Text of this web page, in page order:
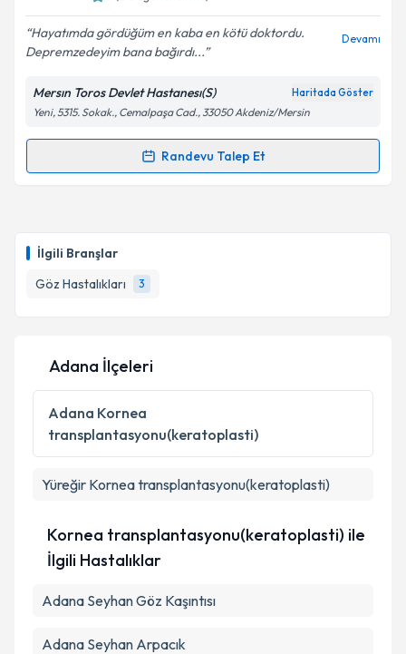
İlgili Branşlar
Göz Hastalıkları
3
Kişisel verilerimin işlenmesine ilişkin
Aydınlatma
Metni'ni okudum ve kişisel verilerimin belirtilen
kapsamda işlenmesini kabul ediyorum.
Hayatımda gördüğüm en kaba en kötü doktordu.
Depremzedeyim bana bağırdı...
Devamı
Mersın Toros Devlet Hastanesı(S) Haritada Göster
Yeni, 5315. Sokak., Cemalpaşa Cad., 33050 Akdeniz/Mersin
Randevu Talep Et
Randevu Takvimi Talebi
takvim hazırlandığında e-posta ile bilgilendireceğiz.
E-posta Adresiniz
Kişisel verilerimin işlenmesine ilişkinAydınlatma
Metni
kapsamda işlenmesini kabul ediyorum.
Takvim Talebini Gönder
Adana İlçeleri
Adana Kornea
transplantasyonu(keratoplasti)
Yüreğir Kornea transplantasyonu(keratoplasti)
Kornea transplantasyonu(keratoplasti) ile
İlgili Hastalıklar
Adana Seyhan Göz Kaşıntısı
Adana Seyhan Arpacık